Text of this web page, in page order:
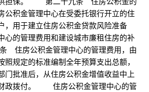
公积金管理中心在受委托银行开立的住
，用于建立住房公积金贷款风险准备
心的管理费用和建设城市廉租住房的补
房公积金管理中心的管理费用，由
规定的标准编制全年预算支出总额，
门批准后，从住房公积金增值收益中上
政拨付。 住房公积金管理中心的管